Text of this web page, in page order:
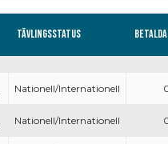
Tävlingsstatus Betalda
Nationell/Internationell
Nationell/Internationell